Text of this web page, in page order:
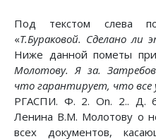
Под текстом слева
«Т.Бураковой. Сделано ли
Ниже данной пометы
Молотову. Я за.
что гарантирует, что
РГАСПИ. Ф. 2. Оn. 2.. Д.
Ленина В.М. Молотову о
всех документов,